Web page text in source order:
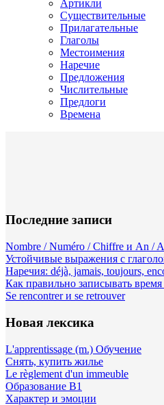
Артикли
Существительные
Прилагательные
Глаголы
Местоимения
Наречие
Предложения
Числительные
Предлоги
Времена
Последние записи
Nombre / Numéro / Chiffre и An /
Устойчивые выражения с
Наречия: déjà, jamais, toujours,
Как правильно записывать
Se rencontrer и se retrouver
Новая лексика
L'apprentissage (m.) Обучение
Снять, купить жилье
Le règlement d'un immeuble
Образование B1
Характер и эмоции